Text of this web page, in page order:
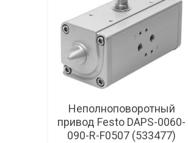
Неполноповоротный
привод Festo DAPS-0060-
090-R-F0507 (533477)